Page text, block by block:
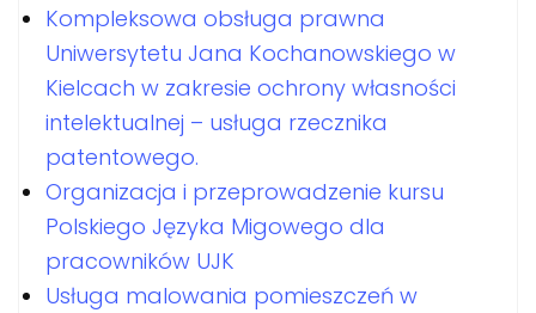
Kompleksowa obsługa prawna
Uniwersytetu Jana Kochanowskiego w
Kielcach w zakresie ochrony własności
intelektualnej – usługa rzecznika
patentowego.
Organizacja i przeprowadzenie kursu
Polskiego Języka Migowego dla
pracowników UJK
Usługa malowania pomieszczeń w